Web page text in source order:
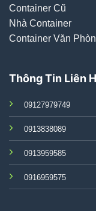
Container Cũ
Nhà Container
Container Văn
Thông Tin Liên
09127979749
0913838089
0913959585
0916959575